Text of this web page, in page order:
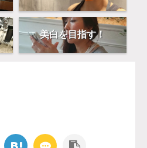
美白を目指す！